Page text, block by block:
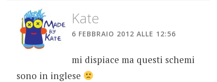
Kate
6 FEBBRAIO 2012 ALLE 12:56
mi dispiace ma questi schemi
sono in inglese